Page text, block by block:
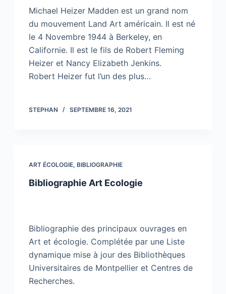
Michael Heizer Madden est un grand nom
du mouvement Land Art américain. Il est né
le 4 Novembre 1944 à Berkeley, en
Californie. Il est le fils de Robert Fleming
Heizer et Nancy Elizabeth Jenkins.
Robert Heizer fut l’un des plus…
STEPHAN SEPTEMBRE 16, 2021
ART ÉCOLOGIE, BIBLIOGRAPHIE
Bibliographie Art Ecologie
Bibliographie des principaux ouvrages en
Art et écologie. Complétée par une Liste
dynamique mise à jour des Bibliothèques
Universitaires de Montpellier et Centres de
Recherches.